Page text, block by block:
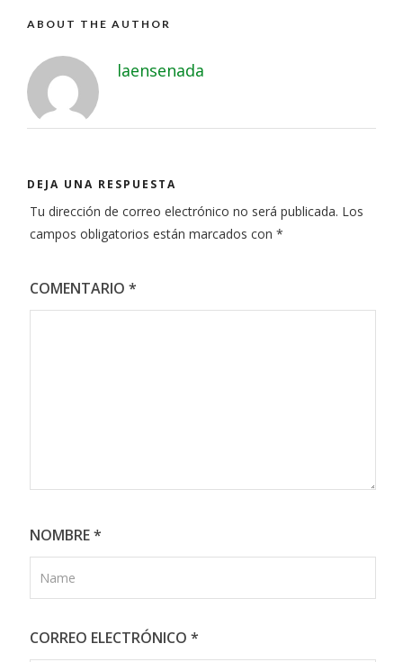
ABOUT THE AUTHOR
laensenada
DEJA UNA RESPUESTA
Tu dirección de correo electrónico no será publicada. Los
campos obligatorios están marcados con *
COMENTARIO *
NOMBRE*
CORREO ELECTRÓNICO *